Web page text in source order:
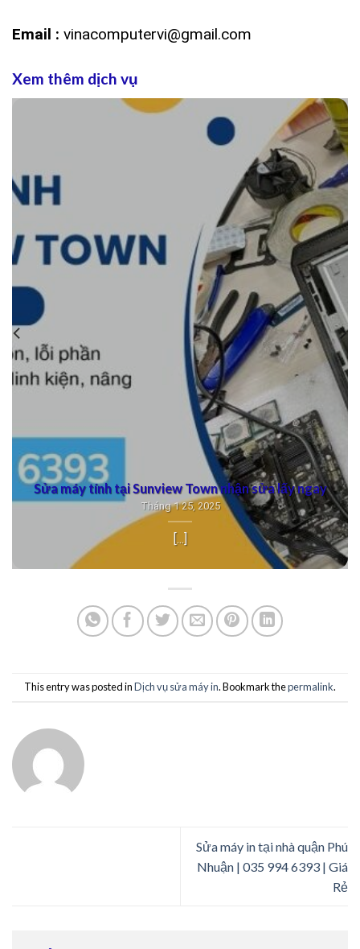
Email : vinacomputervi@gmail.com
Xem thêm dịch vụ
Sửa máy tính tại Sunview Town nhận sửa lấy ngay
Tháng 1 25, 2025
[...]
This entry was posted inDịch vụ sửa máy in. Bookmark thepermalink.
Sửa máy in tại nhà quận Phú
Nhuận | 035 994 6393 | Giá
Rẻ